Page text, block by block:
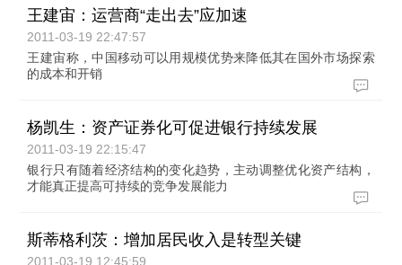
王建宙：运营商“走出去”应加速
2011-03-19 22:47:57
王建宙称，中国移动可以用规模优势来降低其在国外市场探索
的成本和开销
杨凯生：资产证券化可促进银行持续发展
2011-03-19 22:15:47
银行只有随着经济结构的变化趋势，主动调整优化资产结构，
才能真正提高可持续的竞争发展能力
斯蒂格利茨：增加居民收入是转型关键
2011-03-19 12:45:59